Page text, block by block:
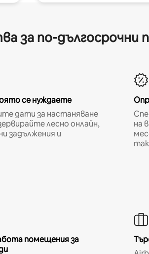
за по-дългосрочни
се нуждаете
дати за настаняване
лесно онлайн,
задължения и
на
помещения за